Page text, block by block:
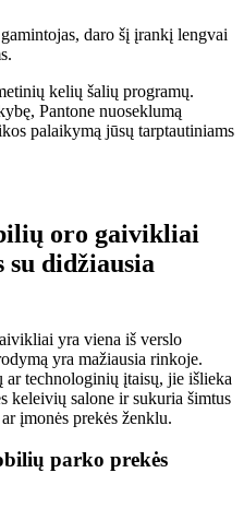
daro šį įrankį lengvai
kelių šalių programų.
Pantone nuoseklumą
palaikymą jūsų tarptautiniams
oro gaivikliai
su didžiausia
yra viena iš verslo
yra mažiausia rinkoje.
technologinių įtaisų, jie išlieka
keleivių salone ir sukuria šimtus
įmonės prekės ženklu.
parko prekės